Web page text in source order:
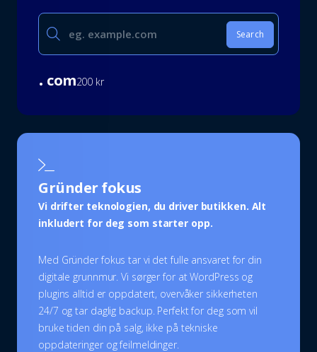
. com200 kr
Gründer fokus
Vi drifter teknologien, du driver butikken. Alt
inkludert for deg som starter opp.
Med Gründer fokus tar vi det fulle ansvaret for din
digitale grunnmur. Vi sørger for at WordPress og
plugins alltid er oppdatert, overvåker sikkerheten
24/7 og tar daglig backup. Perfekt for deg som vil
bruke tiden din på salg, ikke på tekniske
oppdateringer og feilmeldinger.